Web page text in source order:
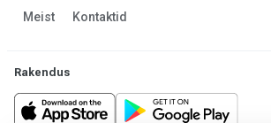
Meist Kontaktid
Rakendus